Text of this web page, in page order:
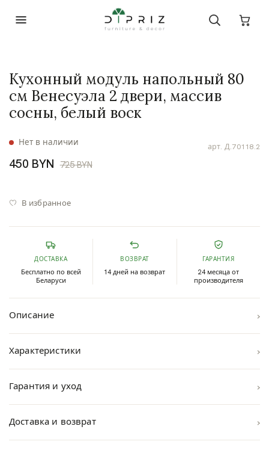
арт. Д.70118.2
Нет в наличии
Кухонный модуль напольный 80
см Венесуэла 2 двери, массив
сосны, белый воск
450 BYN 725 BYN
В избранное
ДОСТАВКА
Бесплатно по всей
Беларуси
ВОЗВРАТ
14 дней на возврат
ГАРАНТИЯ
24 месяца от
производителя
Описание ›
Характеристики ›
Гарантия и уход ›
Доставка и возврат ›